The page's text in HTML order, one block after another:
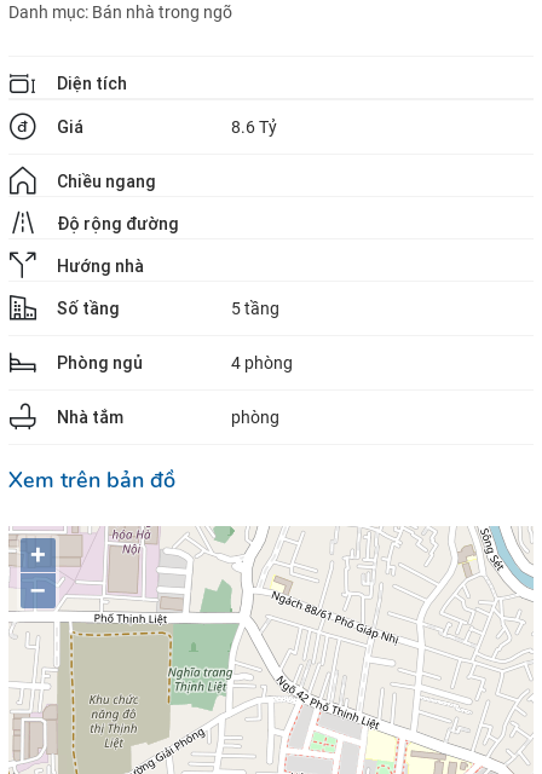
Danh mục: Bán nhà trong ngõ
Diện tích
Giá
8.6 Tỷ
Chiều ngang
Độ rộng đường
Hướng nhà
Số tầng
5 tầng
Phòng ngủ 4 phòng
Nhà tắm phòng
Xem trên bản đồ
+
–